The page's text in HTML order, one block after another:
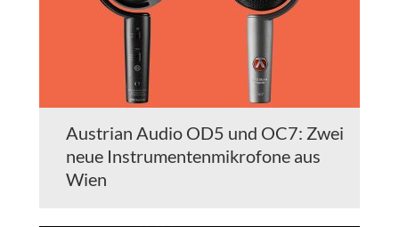
Austrian Audio OD5 und OC7: Zwei
neue Instrumentenmikrofone aus
Wien